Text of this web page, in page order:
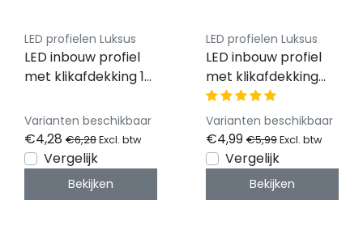
LED profielen Luksus
LED inbouw profiel
met klikafdekking 15
308ALU
Varianten beschikbaar
€4,28 €6,28Excl. btw
Vergelijk
Bekijken
LED profielen Luksus
LED inbouw profiel
met klikafdekking
16,80 mm x 5,91mm -
08ALU
Varianten beschikbaar
€4,99 €5,99Excl. btw
Vergelijk
Bekijken